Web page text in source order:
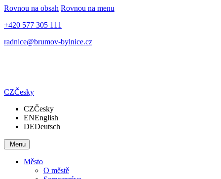
Rovnou na obsah Rovnou na menu
+420 577 305 111
radnice@brumov-bylnice.cz
CZČesky
CZČesky
ENEnglish
DEDeutsch
Menu
Město
O městě